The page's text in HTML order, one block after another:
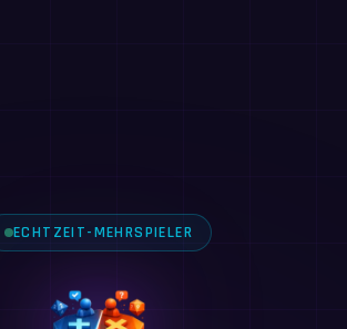
ECHTZEIT-MEHRSPIELER